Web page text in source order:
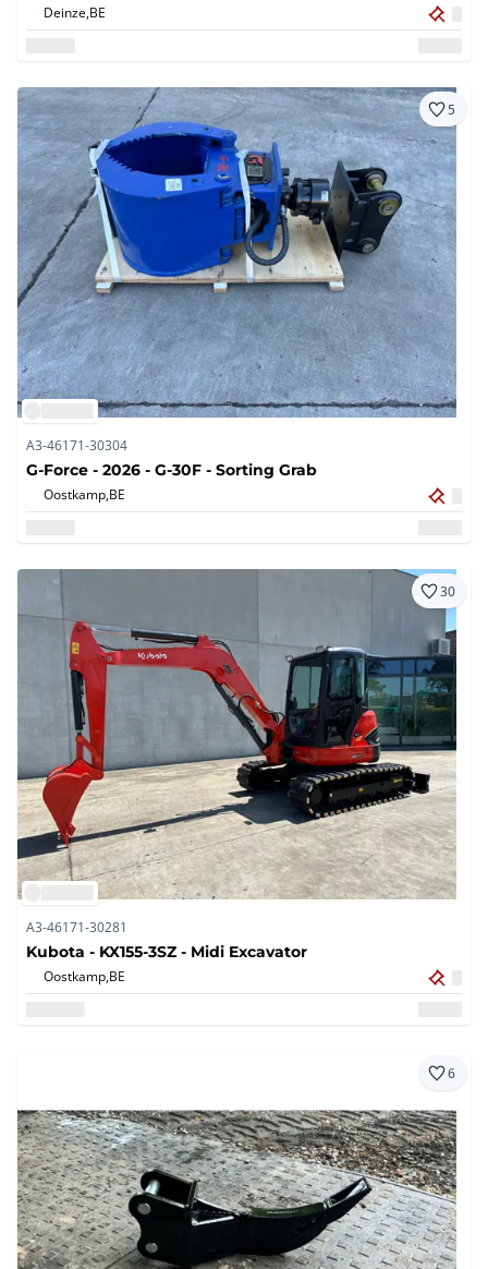
Deinze,BE
5
A3-46171-30304
G-Force - 2026 - G-30F - Sorting Grab
Oostkamp,BE
30
A3-46171-30281
Kubota - KX155-3SZ - Midi Excavator
Oostkamp,BE
6